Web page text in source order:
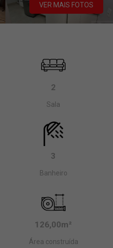
VER MAIS FOTOS
2
Sala
3
Banheiro
126,00m²
Área construída